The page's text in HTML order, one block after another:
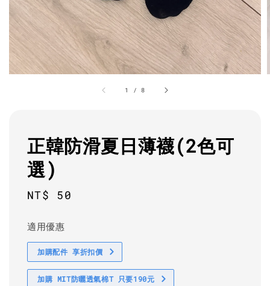
1 / 8
正韓防滑夏日薄襪(2色可
選)
Regular
NT$ 50
適用優惠
加購配件 享折扣價
加購 MIT防曬透氣棉T 只要190元